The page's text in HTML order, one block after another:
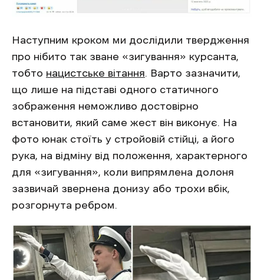
Наступним кроком ми дослідили твердження
про нібито так зване «зигування» курсанта,
тобто нацистське вітання. Варто зазначити,
що лише на підставі одного статичного
зображення неможливо достовірно
встановити, який саме жест він виконує. На
фото юнак стоїть у стройовій стійці, а його
рука, на відміну від положення, характерного
для «зигування», коли випрямлена долоня
зазвичай звернена донизу або трохи вбік,
розгорнута ребром.